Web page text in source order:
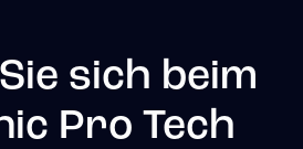
sich beim
Pro Tech